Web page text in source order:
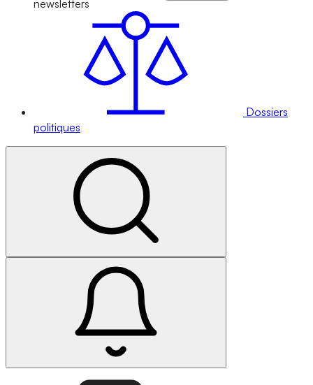
newsletters
Dossiers
politiques